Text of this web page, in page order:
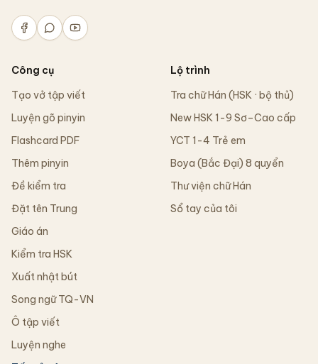
Công cụ
Tạo vở tập viết
Luyện gõ pinyin
Flashcard PDF
Thêm pinyin
Đề kiểm tra
Đặt tên Trung
Giáo án
Kiểm tra HSK
Xuất nhật bút
Song ngữ TQ-VN
Ô tập viết
Luyện nghe
Lộ trình
Tra chữ Hán (HSK · bộ thủ)
New HSK 1-9 Sơ–Cao cấp
YCT 1-4 Trẻ em
Boya (Bắc Đại) 8 quyển
Thư viện chữ Hán
Sổ tay của tôi